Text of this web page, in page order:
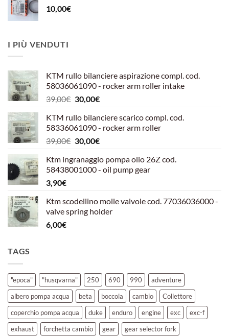
10,00€
I PIÙ VENDUTI
KTM rullo bilanciere aspirazione compl. cod.
58036061090 - rocker arm roller intake
39,00€ Il
originale
era:
39,00€.
30,00€Il
attuale
è:
30,00€.
KTM rullo bilanciere scarico compl. cod.
58336061090 - rocker arm roller
39,00€ Il
originale
era:
30,00€Il
attuale
è:
Ktm ingranaggio pompa olio 26Z cod.
58438001000 - oil pump gear
3,90€
Ktm scodellino molle valvole cod. 77036036000 -
valve spring holder
6,00€
TAGS
"epoca" "husqvarna" 250 690 990
adventure
albero pompa acqua
beta boccola cambio
Collettore
coperchio pompa acqua
duke enduro engine exc
exc-f
exhaust
forchetta cambio gear
gear selector fork